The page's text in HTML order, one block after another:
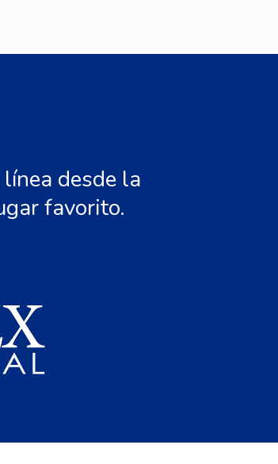
desde la
favorito.